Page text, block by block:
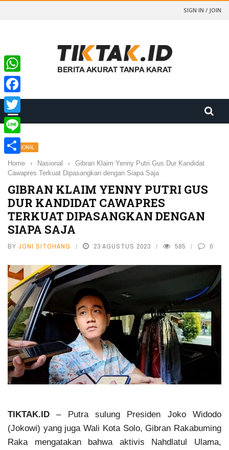
SIGN IN / JOIN
NASIONAL
Home › Nasional ›
Gibran Klaim Yenny Putri Gus Dur Kandidat
Cawapres Terkuat Dipasangkan dengan Siapa Saja
GIBRAN KLAIM YENNY PUTRI GUS
DUR KANDIDAT CAWAPRES
TERKUAT DIPASANGKAN DENGAN
SIAPA SAJA
BY JONI SITOHANG 23 AGUSTUS 2023 585 0
TIKTAK.ID– Putra sulung Presiden Joko Widodo
(Jokowi) yang juga Wali Kota Solo, Gibran Rakabuming
Raka mengatakan bahwa aktivis Nahdlatul Ulama,
WhatsApp
Facebook
Twitter
Line
Share